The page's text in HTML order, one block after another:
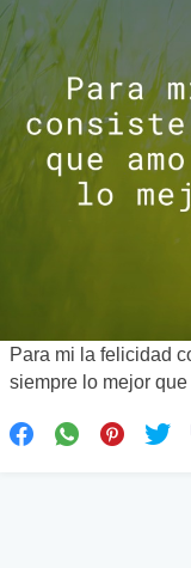
Para mi la felicidad
siempre lo mejor que